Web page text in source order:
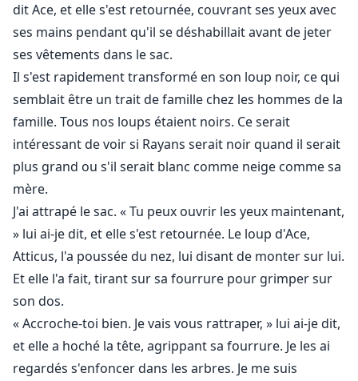
dit Ace, et elle s'est retournée, couvrant ses yeux avec
ses mains pendant qu'il se déshabillait avant de jeter
ses vêtements dans le sac.
Il s'est rapidement transformé en son loup noir, ce qui
semblait être un trait de famille chez les hommes de la
famille. Tous nos loups étaient noirs. Ce serait
intéressant de voir si Rayans serait noir quand il serait
plus grand ou s'il serait blanc comme neige comme sa
mère.
J'ai attrapé le sac. « Tu peux ouvrir les yeux maintenant,
» lui ai-je dit, et elle s'est retournée. Le loup d'Ace,
Atticus, l'a poussée du nez, lui disant de monter sur lui.
Et elle l'a fait, tirant sur sa fourrure pour grimper sur
son dos.
« Accroche-toi bien. Je vais vous rattraper, » lui ai-je dit,
et elle a hoché la tête, agrippant sa fourrure. Je les ai
regardés s'enfoncer dans les arbres. Je me suis